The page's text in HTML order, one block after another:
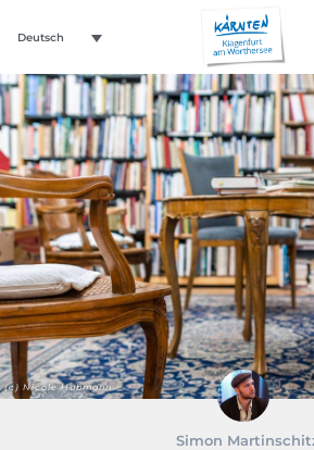
Deutsch
Simon
(c) Nicole Hubmann